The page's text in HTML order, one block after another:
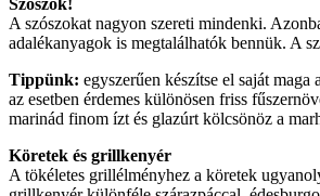
A szószokat nagyon szereti mindenki.
adalékanyagok is megtalálhatók bennük. A
Tippünk: egyszerűen készítse el saját
az esetben érdemes különösen friss
marinád finom ízt és glazúrt kölcsönöz a
Köretek és grillkenyér
A tökéletes grillélményhez a köretek